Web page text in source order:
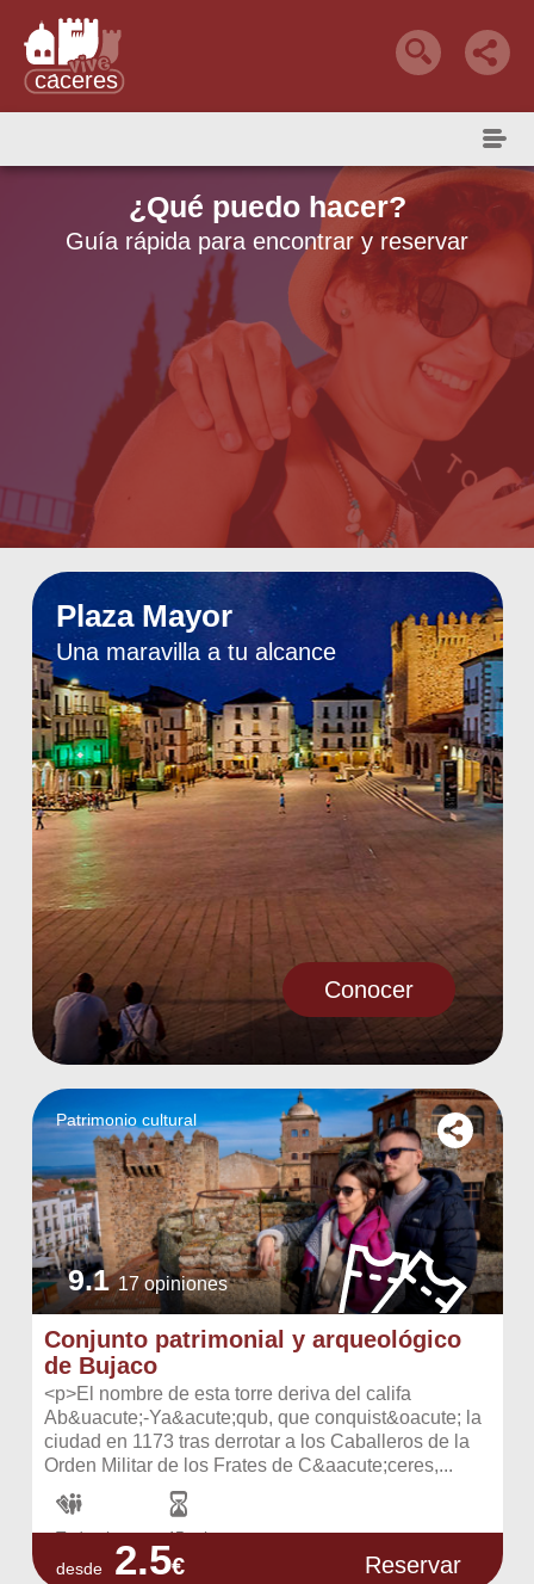
alojamiento
¿Qué puedo hacer?
Guía rápida para encontrar y reservar
Plaza Mayor
Una maravilla a tu alcance
Conocer
Patrimonio cultural
9.117 opiniones
Conjunto patrimonial y arqueológico
de Bujaco
<p>El nombre de esta torre deriva del califa
Ab&uacute;-Ya&acute;qub, que conquist&oacute; la
ciudad en 1173 tras derrotar a los Caballeros de la
Orden Militar de los Frates de C&aacute;ceres,...
Todos los...
45 minutos...
desde
2.5€ Reservar